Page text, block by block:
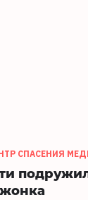
СПАСЕНИЯ